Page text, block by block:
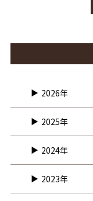
2026年
2025年
2024年
2023年